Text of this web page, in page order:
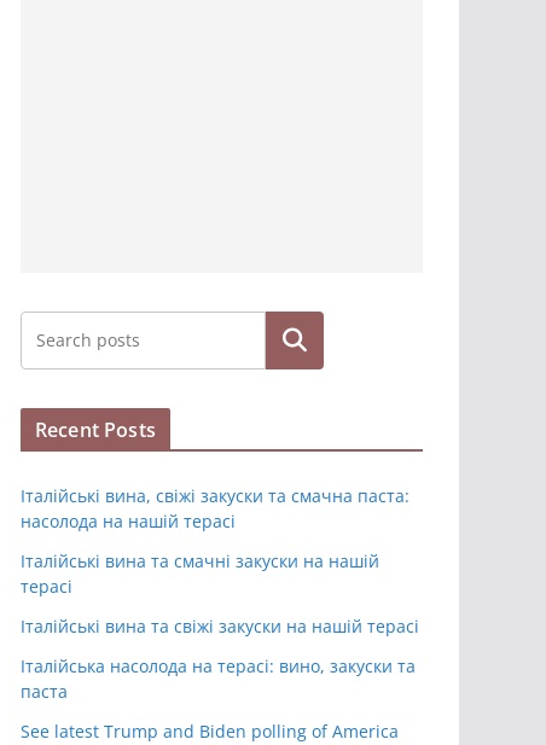
Hledat
Recent Posts
Італійські вина, свіжі закуски та смачна паста:
насолода на нашій терасі
Італійські вина та смачні закуски на нашій
терасі
Італійські вина та свіжі закуски на нашій терасі
Італійська насолода на терасі: вино, закуски та
паста
See latest Trump and Biden polling of America